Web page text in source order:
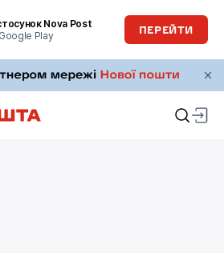
Nova Post
Play
ПЕРЕЙТИ